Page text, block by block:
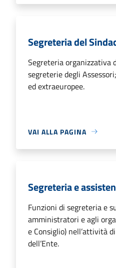
Segreteria del
Segreteria organizzativa
segreterie degli
ed extraeuropee.
VAI ALLA PAGINA
Segreteria e
Funzioni di segreteria e
amministratori e agli
e Consiglio) nell’attività
dell’Ente.